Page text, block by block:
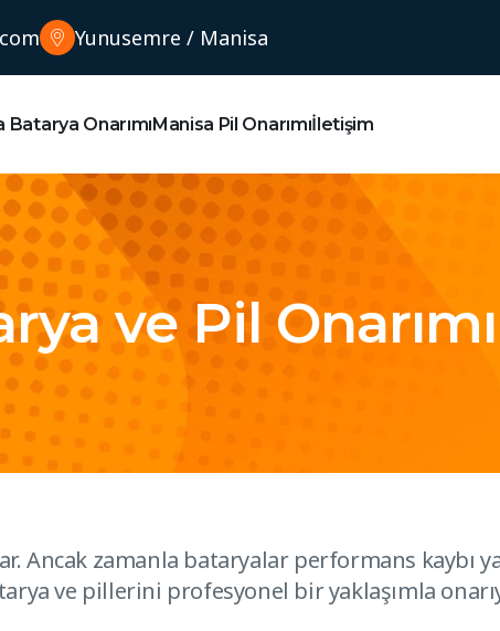
Yunusemre / Manisa
Batarya OnarımıManisa Pil Onarımıİletişim
ve Pil Onarımı
Ancak zamanla bataryalar performans kaybı
ve pillerini profesyonel bir yaklaşımla